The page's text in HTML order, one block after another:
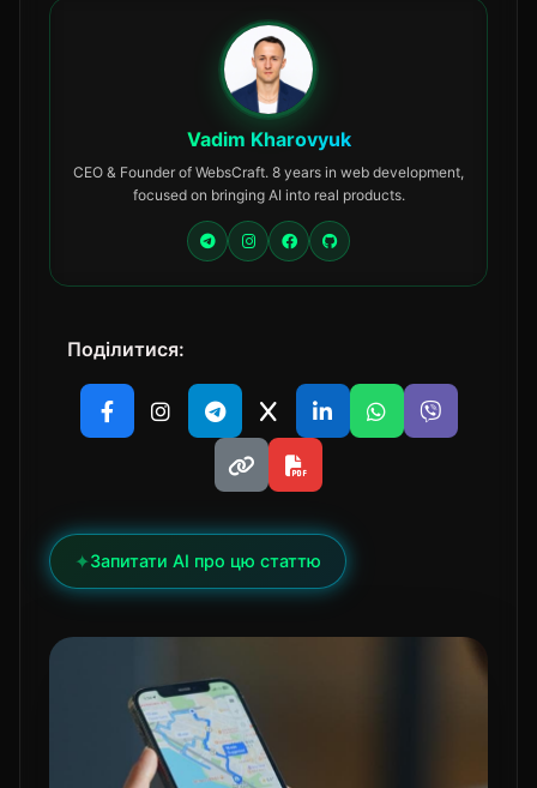
Vadim Kharovyuk
CEO & Founder of WebsCraft. 8 years in web development,
focused on bringing AI into real products.
Поділитися:
✦Запитати AI про цю статтю